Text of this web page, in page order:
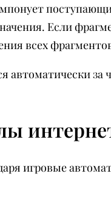
Если
всех
автоматически
игровые